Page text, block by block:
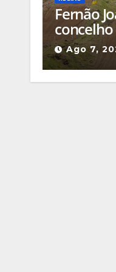
Fernão
recebe
Etapa
Nacional
Ago 7,